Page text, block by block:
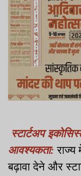
स्टार्टअप
आवश्यकता:राज्य
बढ़ावा देने और